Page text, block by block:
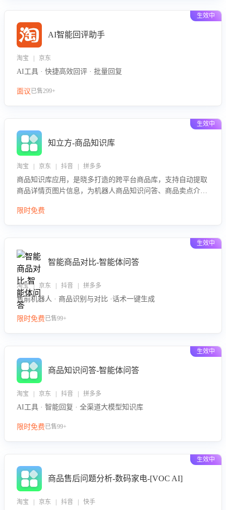
生效中
AI智能回评助手
淘宝 | 京东
AI工具 · 快捷高效回评 · 批量回复
面议已售299+
生效中
知立方-商品知识库
淘宝 | 京东 | 抖音 | 拼多多
商品知识库应用，是晓多打造的跨平台商品库，支持自动提取
商品详情页图片信息，为机器人商品知识问答、商品卖点介绍
限时免费
生效中
智能商品对比-智能体问答
淘宝 | 京东 | 抖音 | 拼多多
售前机器人 · 商品识别与对比 ·话术一键生成
限时免费已售99+
生效中
商品知识问答-智能体问答
淘宝 | 京东 | 抖音 | 拼多多
AI工具 · 智能回复 · 全渠道大模型知识库
限时免费已售99+
生效中
商品售后问题分析-数码家电-[VOC AI]
淘宝 | 京东 | 抖音 | 快手